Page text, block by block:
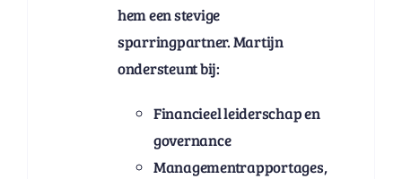
hem een stevige
sparringpartner. Martijn
ondersteunt bij:
Financieel leiderschap en
governance
Managementrapportages,